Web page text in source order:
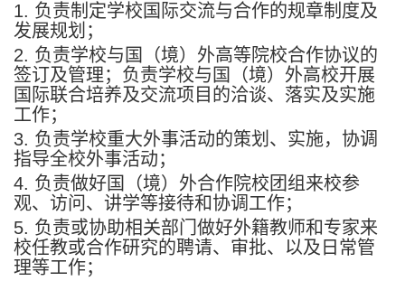
1. 负责制定学校国际交流与合作的规章制度及
发展规划；
2. 负责学校与国（境）外高等院校合作协议的
签订及管理；负责学校与国（境）外高校开展
国际联合培养及交流项目的洽谈、落实及实施
工作；
3. 负责学校重大外事活动的策划、实施，协调
指导全校外事活动；
4. 负责做好国（境）外合作院校团组来校参
观、访问、讲学等接待和协调工作；
5. 负责或协助相关部门做好外籍教师和专家来
校任教或合作研究的聘请、审批、以及日常管
理等工作；